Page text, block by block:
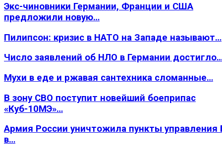
Экс-чиновники Германии, Франции и США
предложили новую…
Пилипсон: кризис в НАТО на Западе называют…
Число заявлений об НЛО в Германии
Мухи в еде и ржавая сантехника сломанные…
В зону СВО поступит новейший боеприпас
«Куб-10МЭ»…
Армия России уничтожила пункты
в…